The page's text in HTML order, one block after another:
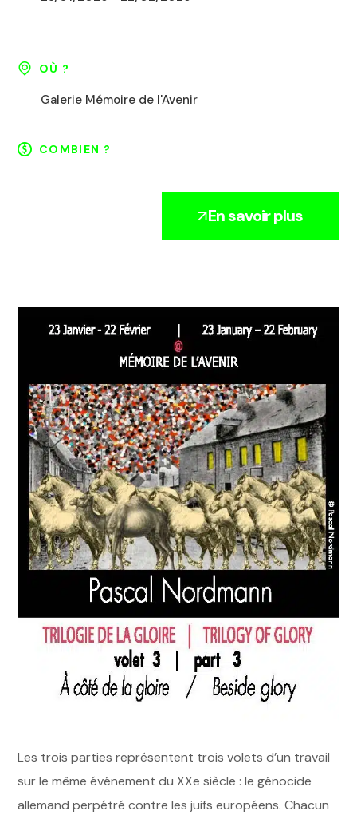
OÙ ?
Galerie Mémoire de l'Avenir
COMBIEN ?
En savoir plus
Les trois parties représentent trois volets d’un travail
sur le même événement du XXe siècle : le génocide
allemand perpétré contre les juifs européens. Chacun